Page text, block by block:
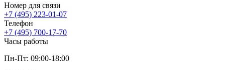
Номер для связи
+7 (495) 223-01-07
Телефон
+7 (495) 700-17-70
Часы работы
Пн-Пт: 09:00-18:00